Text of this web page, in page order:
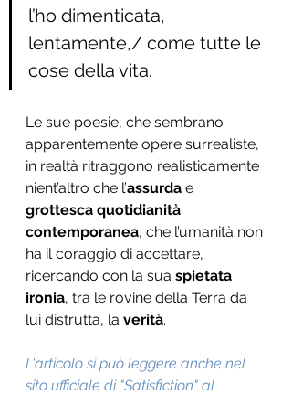
l’ho dimenticata,
lentamente,/ come tutte le
cose della vita.
Le sue poesie, che sembrano
apparentemente opere surrealiste,
in realtà ritraggono realisticamente
nient’altro che l’assurda e
grottesca quotidianità
contemporanea, che l’umanità non
ha il coraggio di accettare,
ricercando con la sua spietata
ironia, tra le rovine della Terra da
lui distrutta, la verità.
L'articolo si può leggere anche nel
sito ufficiale di "Satisfiction" al